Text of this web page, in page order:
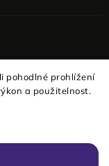
pohodlné prohlížení
a použitelnost.
práva vyhrazena.